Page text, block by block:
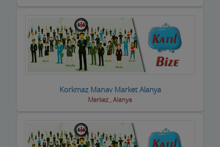
Mermerciler
Mimarlar / Mühendisler
Mobilya Mağazaları
Moda Evleri ve Gelinlik
Motorsiklet Firmaları
Korkmaz Manav Market Alanya
Merkez , Alanya